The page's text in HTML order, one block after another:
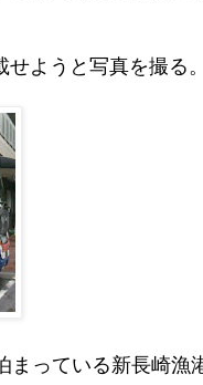
ようと写真を撮る。
まっている新長崎漁